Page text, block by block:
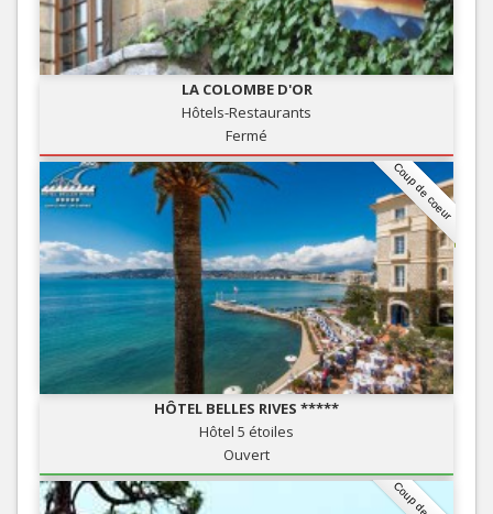
LA COLOMBE D'OR
Hôtels-Restaurants
Fermé
Coup de coeur
HÔTEL BELLES RIVES *****
Hôtel 5 étoiles
Ouvert